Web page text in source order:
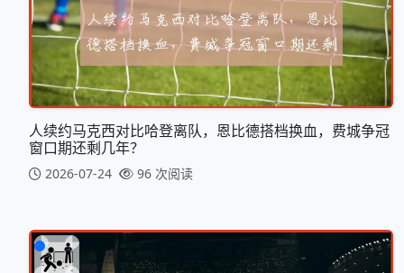
人续约马克西对比哈登离队，恩比德搭档换血，费城争冠
窗口期还剩几年？
2026-07-24 96 次阅读